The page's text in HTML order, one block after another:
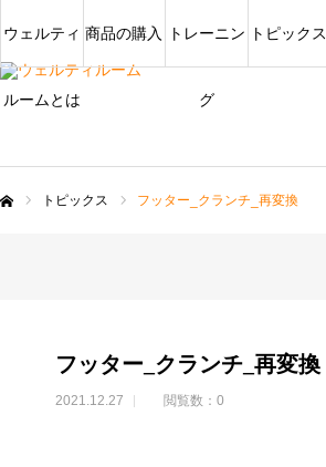
ウェルティ
ルームとは
商品の購入 トレーニン
グ
トピックス
トピックス フッター_クランチ_再変換
フッター_クランチ_再変換
2021.12.27 閲覧数：0